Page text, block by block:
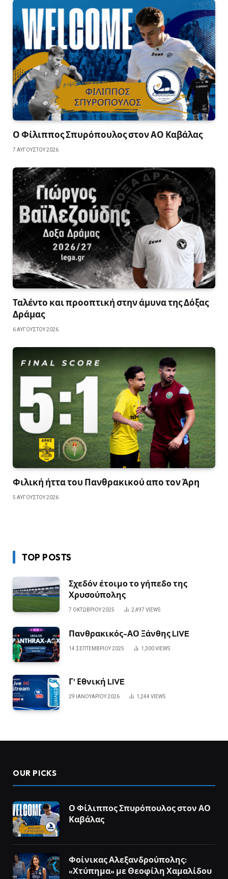
Ο Φίλιππος Σπυρόπουλος στον ΑΟ Καβάλας
7 ΑΥΓΟΎΣΤΟΥ 2026
Ταλέντο και προοπτική στην άμυνα της Δόξας
Δράμας
6 ΑΥΓΟΎΣΤΟΥ 2026
Φιλική ήττα του Πανθρακικού απο τον Άρη
5 ΑΥΓΟΎΣΤΟΥ 2026
TOP POSTS
Σχεδόν έτοιμο το γήπεδο της
Χρυσούπολης
7 ΟΚΤΩΒΡΊΟΥ 2025 2,497 VIEWS
Πανθρακικός-ΑΟ Ξάνθης LIVE
14 ΣΕΠΤΕΜΒΡΊΟΥ 2025 1,300VIEWS
Γ’ Εθνική LIVE
29 ΙΑΝΟΥΑΡΊΟΥ 2026 1,244 VIEWS
OUR PICKS
Ο Φίλιππος Σπυρόπουλος στον ΑΟ
Καβάλας
Φοίνικας Αλεξανδρούπολης:
«Χτύπημα» με Θεοφίλη Χαμαλίδου